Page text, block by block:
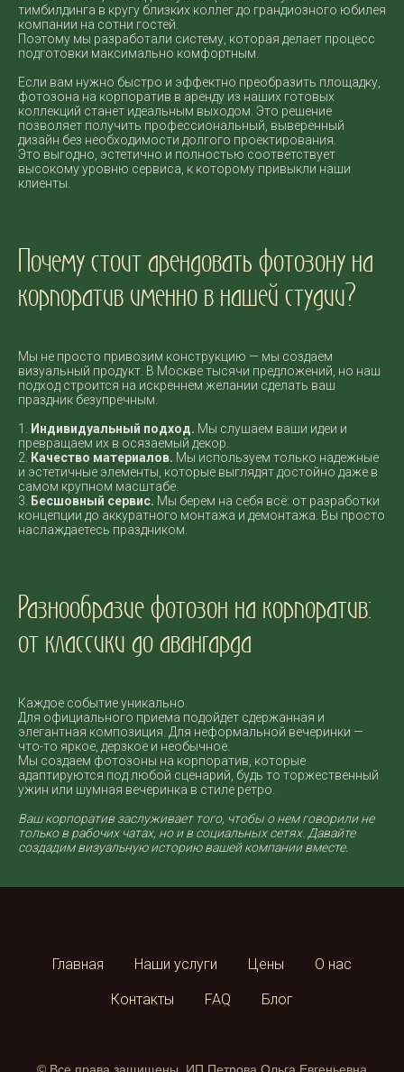
тимбилдинга в кругу близких коллег до грандиозного юбилея
компании на сотни гостей.
Поэтому мы разработали систему, которая делает процесс
подготовки максимально комфортным.
Если вам нужно быстро и эффектно преобразить площадку,
фотозона на корпоратив в аренду из наших готовых
коллекций станет идеальным выходом. Это решение
позволяет получить профессиональный, выверенный
дизайн без необходимости долгого проектирования.
Это выгодно, эстетично и полностью соответствует
высокому уровню сервиса, к которому привыкли наши
клиенты.
Почему стоит арендовать фотозону на
корпоратив именно в нашей студии?
Мы не просто привозим конструкцию — мы создаем
визуальный продукт. В Москве тысячи предложений, но наш
подход строится на искреннем желании сделать ваш
праздник безупречным.
1.
Индивидуальный подход. Мы слушаем ваши идеи и
превращаем их в осязаемый декор.
2.
Качество материалов. Мы используем только надежные
и эстетичные элементы, которые выглядят достойно даже в
самом крупном масштабе.
3.
Бесшовный сервис. Мы берем на себя всё: от разработки
концепции до аккуратного монтажа и демонтажа. Вы просто
наслаждаетесь праздником.
Разнообразие фотозон на корпоратив:
от классики до авангарда
Каждое событие уникально.
Для официального приема подойдет сдержанная и
элегантная композиция. Для неформальной вечеринки —
что-то яркое, дерзкое и необычное.
Мы создаем фотозоны на корпоратив, которые
адаптируются под любой сценарий, будь то торжественный
ужин или шумная вечеринка в стиле ретро.
Ваш корпоратив заслуживает того, чтобы о нем говорили не
только в рабочих чатах, но и в социальных сетях. Давайте
создадим визуальную историю вашей компании вместе.
Главная Наши услуги Цены О нас
Контакты FAQ Блог